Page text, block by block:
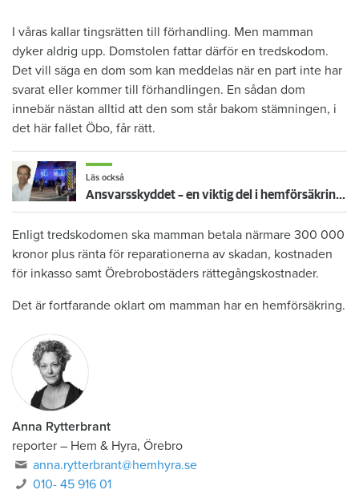
I våras kallar tingsrätten till förhandling. Men mamman
dyker aldrig upp. Domstolen fattar därför en tredskodom.
Det vill säga en dom som kan meddelas när en part inte har
svarat eller kommer till förhandlingen. En sådan dom
innebär nästan alltid att den som står bakom stämningen, i
det här fallet Öbo, får rätt.
Läs också
Ansvarsskyddet – en viktig del i hemförsäkringen
Enligt tredskodomen ska mamman betala närmare 300 000
kronor plus ränta för reparationerna av skadan, kostnaden
för inkasso samt Örebrobostäders rättegångskostnader.
Det är fortfarande oklart om mamman har en hemförsäkring.
Anna Rytterbrant
reporter – Hem & Hyra, Örebro
anna.rytterbrant@hemhyra.se
010- 45 916 01